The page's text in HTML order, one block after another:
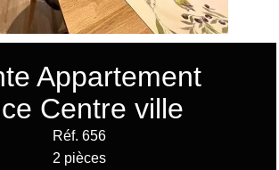
Appartement
Centre ville
Réf. 656
2 pièces